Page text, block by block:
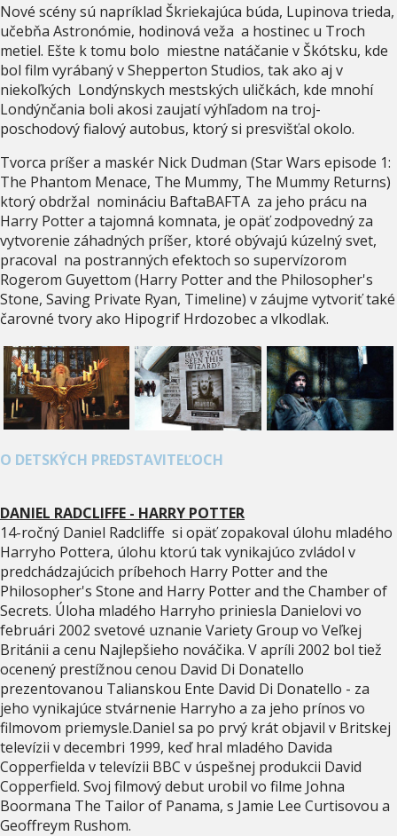
Nové scény sú napríklad Škriekajúca búda, Lupinova trieda,
učebňa Astronómie, hodinová veža a hostinec u Troch
metiel. Ešte k tomu bolo miestne natáčanie v Škótsku, kde
bol film vyrábaný v Shepperton Studios, tak ako aj v
niekoľkých Londýnskych mestských uličkách, kde mnohí
Londýnčania boli akosi zaujatí výhľadom na troj-
poschodový fialový autobus, ktorý si presvišťal okolo.
Tvorca príšer a maskér Nick Dudman (Star Wars episode 1:
The Phantom Menace, The Mummy, The Mummy Returns)
ktorý obdržal nomináciu BaftaBAFTA za jeho prácu na
Harry Potter a tajomná komnata, je opäť zodpovedný za
vytvorenie záhadných príšer, ktoré obývajú kúzelný svet,
pracoval na postranných efektoch so supervízorom
Rogerom Guyettom (Harry Potter and the Philosopher's
Stone, Saving Private Ryan, Timeline) v záujme vytvoriť také
čarovné tvory ako Hipogrif Hrdozobec a vlkodlak.
O DETSKÝCH PREDSTAVITEĽOCH
DANIEL RADCLIFFE - HARRY POTTER
14-ročný Daniel Radcliffe si opäť zopakoval úlohu mladého
Harryho Pottera, úlohu ktorú tak vynikajúco zvládol v
predchádzajúcich príbehoch Harry Potter and the
Philosopher's Stone and Harry Potter and the Chamber of
Secrets. Úloha mladého Harryho priniesla Danielovi vo
februári 2002 svetové uznanie Variety Group vo Veľkej
Británii a cenu Najlepšieho nováčika. V apríli 2002 bol tiež
ocenený prestížnou cenou David Di Donatello
prezentovanou Talianskou Ente David Di Donatello - za
jeho vynikajúce stvárnenie Harryho a za jeho prínos vo
filmovom priemysle.Daniel sa po prvý krát objavil v Britskej
televízii v decembri 1999, keď hral mladého Davida
Copperfielda v televízii BBC v úspešnej produkcii David
Copperfield. Svoj filmový debut urobil vo filme Johna
Boormana The Tailor of Panama, s Jamie Lee Curtisovou a
Geoffreym Rushom.